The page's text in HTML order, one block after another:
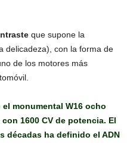
que supone la
delicadeza), con la forma de
de los motores más
monumental W16 ocho
1600 CV de potencia. El
décadas ha definido el ADN